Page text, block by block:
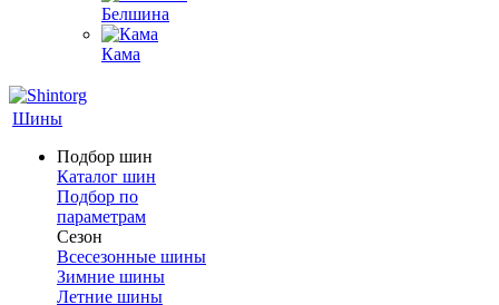
Белшина
Кама
Шины
Подбор шин
Каталог шин
Подбор по
параметрам
Сезон
Всесезонные шины
Зимние шины
Летние шины